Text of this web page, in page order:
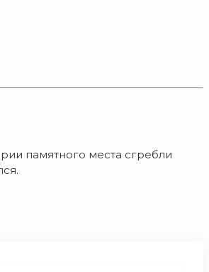
памятного места сгребли